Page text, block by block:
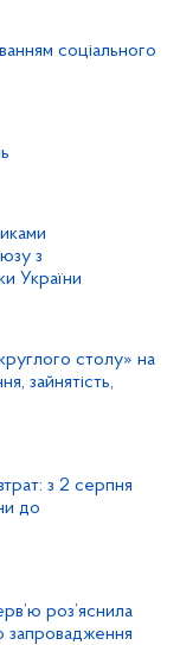
соціального
з
України
столу» на
зайнятість,
з 2 серпня
до
роз’яснила
запровадження